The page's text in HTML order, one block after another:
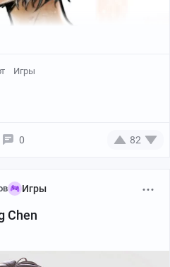
Игры
0 82
Игры
Chen